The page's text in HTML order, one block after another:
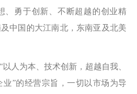
、勇于创新、不断超越的创业精
中国的大江南北，东南亚及北美
人为本、技术创新，超越自我、
”的经营宗旨，一切以市场为导